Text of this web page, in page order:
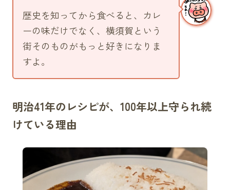
歴史を知ってから食べると、カレ
ーの味だけでなく、横須賀という
街そのものがもっと好きになりま
すよ。
明治41年のレシピが、100年以上守られ続
けている理由